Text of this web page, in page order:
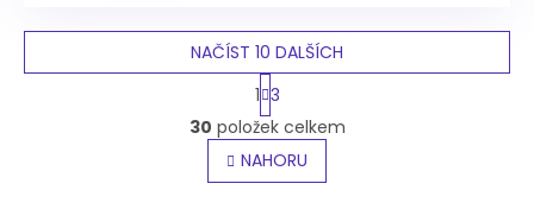
O
v
l
á
NAČÍST 10 DALŠÍCH
S
t
r
á
n
k
1 3
30 položek celkem
NAHORU